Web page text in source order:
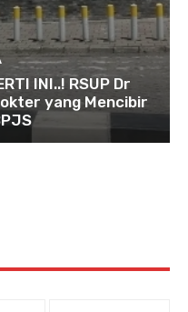
INI..! RSUP Dr
yang Mencibir